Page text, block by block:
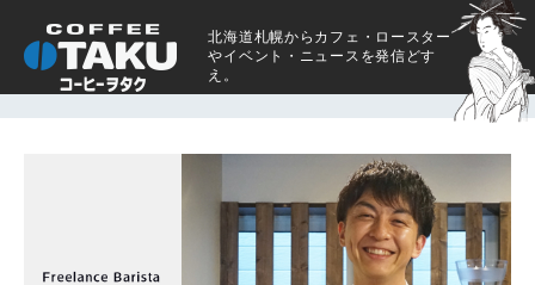
北海道札幌からカフェ・ロースター
やイベント・ニュースを発信どす
え。